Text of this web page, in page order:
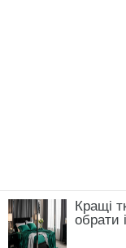
Кращі
обрати